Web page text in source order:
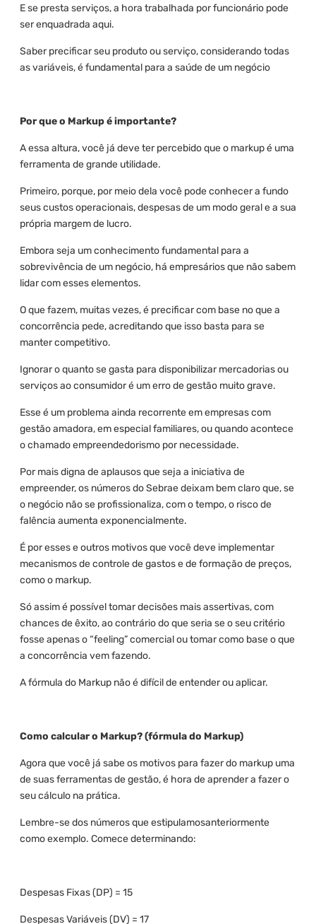
E se presta serviços, a hora trabalhada por funcionário pode
ser enquadrada aqui.
Saber precificar seu produto ou serviço, considerando todas
as variáveis, é fundamental para a saúde de um negócio
Por que o Markup é importante?
A essa altura, você já deve ter percebido que o markup é uma
ferramenta de grande utilidade.
Primeiro, porque, por meio dela você pode conhecer a fundo
seus custos operacionais, despesas de um modo geral e a sua
própria margem de lucro.
Embora seja um conhecimento fundamental para a
sobrevivência de um negócio, há empresários que não sabem
lidar com esses elementos.
O que fazem, muitas vezes, é precificar com base no que a
concorrência pede, acreditando que isso basta para se
manter competitivo.
Ignorar o quanto se gasta para disponibilizar mercadorias ou
serviços ao consumidor é um erro de gestão muito grave.
Esse é um problema ainda recorrente em empresas com
gestão amadora, em especial familiares, ou quando acontece
o chamado empreendedorismo por necessidade.
Por mais digna de aplausos que seja a iniciativa de
empreender, os números do Sebrae deixam bem claro que, se
o negócio não se profissionaliza, com o tempo, o risco de
falência aumenta exponencialmente.
É por esses e outros motivos que você deve implementar
mecanismos de controle de gastos e de formação de preços,
como o markup.
Só assim é possível tomar decisões mais assertivas, com
chances de êxito, ao contrário do que seria se o seu critério
fosse apenas o “feeling” comercial ou tomar como base o que
a concorrência vem fazendo.
A fórmula do Markup não é difícil de entender ou aplicar.
Como calcular o Markup? (fórmula do Markup)
Agora que você já sabe os motivos para fazer do markup uma
de suas ferramentas de gestão, é hora de aprender a fazer o
seu cálculo na prática.
Lembre-se dos números que estipulamosanteriormente
como exemplo. Comece determinando:
Despesas Fixas (DP) = 15
Despesas Variáveis (DV) = 17